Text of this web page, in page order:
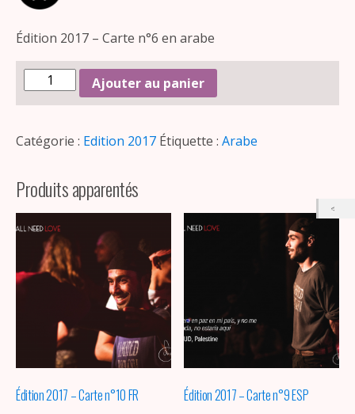
Édition 2017 – Carte n°6 en arabe
Ajouter au panier
Catégorie : Edition 2017 Étiquette : Arabe
Produits apparentés
Édition 2017 – Carte n°10 FR Édition 2017 – Carte n°9 ESP